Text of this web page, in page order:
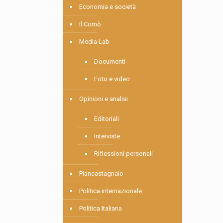
Economia e società
Il Comò
Media Lab
Documenti
Foto e video
Opinioni e analisi
Editoriali
Interviste
Riflessioni personali
Piancastagnaio
Politica internazionale
Politica Italiana